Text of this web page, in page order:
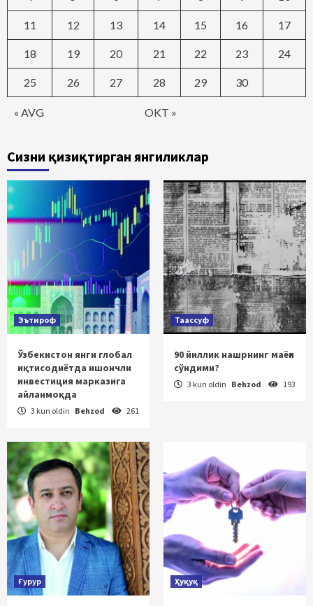
« AVG OKT »
11 12 13 14 15 16 17
18 19 20 21 22 23 24
25 26 27 28 29 30
Сизни қизиқтирган янгиликлар
Эътироф
Ўзбекистон янги глобал
иқтисодиётда ишончли
инвестиция марказига
айланмоқда
3 kun oldin Behzod 261
Таассуф
90 йиллик нашрнинг маёғи
сўндими?
3 kun oldin Behzod 193
Ғурур Ҳуқуқ